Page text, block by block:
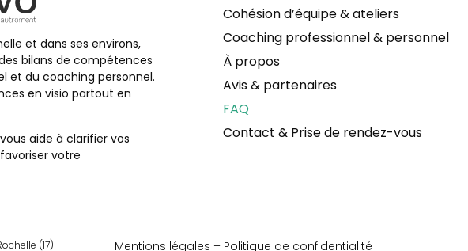
et dans ses environs,
bilans de compétences
et du coaching personnel.
en visio partout en
aide à clarifier vos
votre
Cohésion d’équipe & ateliers
Coaching professionnel & personnel
À propos
Avis & partenaires
FAQ
Contact & Prise de rendez-vous
(17) Mentions légales – Politique de confidentialité